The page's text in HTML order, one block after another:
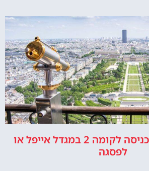
רכישת כרטיסי כניסה לקומה 2 במגדל אייפל או
לפסגה